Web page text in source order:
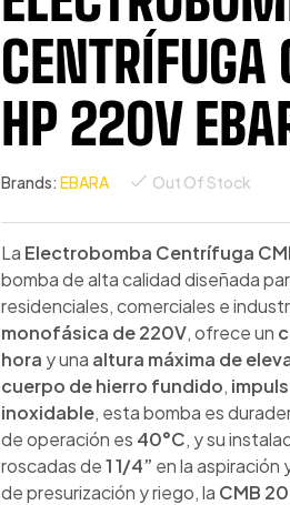
HP 220V
Brands:EBARA Out Of Stock
La Electrobomba Centrífuga
bomba de alta calidad diseñada
residenciales, comerciales e
monofásica de 220V, ofrece un
hora y una altura máxima de
cuerpo de hierro fundido,
inoxidable, esta bomba es
de operación es 40°C, y su
roscadas de1 1/4” en la aspiración
de presurización y riego, la CMB